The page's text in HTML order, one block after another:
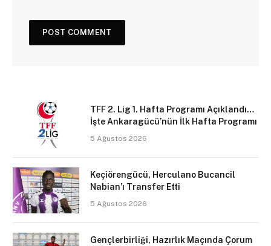
TFF 2. Lig 1. Hafta Programı Açıklandı…
İşte Ankaragücü’nün İlk Hafta Programı
5 Ağustos 2026
Keçiörengücü, Herculano Bucancil
Nabian’ı Transfer Etti
5 Ağustos 2026
Gençlerbirliği, Hazırlık Maçında Çorum